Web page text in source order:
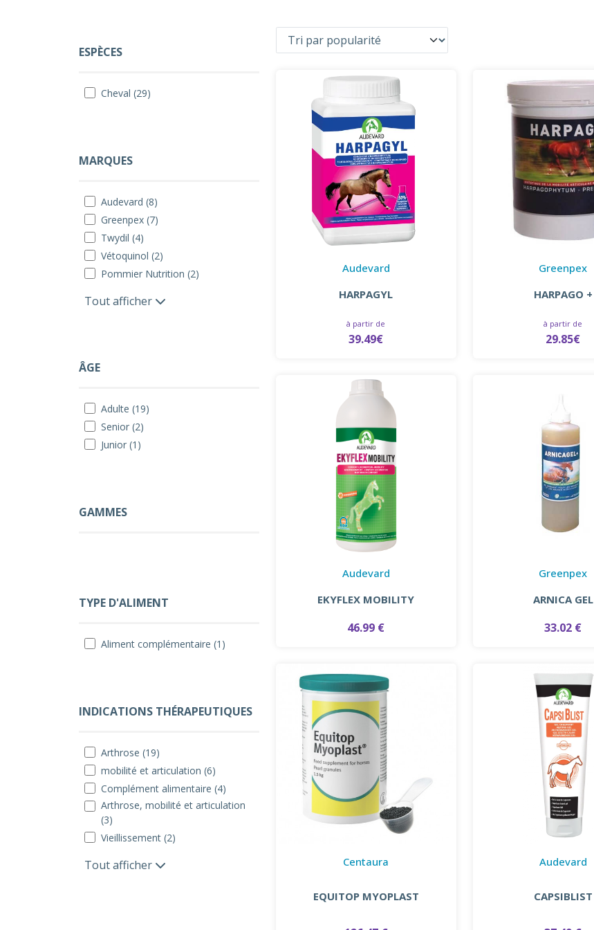
ESPÈCES
Cheval (29)
MARQUES
Audevard (8)
Greenpex (7)
Twydil (4)
Vétoquinol (2)
Pommier Nutrition (2)
Tout afficher
ÂGE
Adulte (19)
Senior (2)
Junior (1)
GAMMES
TYPE D'ALIMENT
Aliment complémentaire (1)
INDICATIONS THÉRAPEUTIQUES
Arthrose (19)
mobilité et articulation (6)
Complément alimentaire (4)
Arthrose, mobilité et articulation
(3)
Vieillissement (2)
Tout afficher
Audevard
HARPAGYL
à partir de
39.49€
Greenpex
HARPAGO +
à partir de
29.85€
Audevard
EKYFLEX MOBILITY
46.99 €
Greenpex
ARNICA GEL
33.02 €
Centaura
EQUITOP MYOPLAST
Audevard
CAPSIBLIST